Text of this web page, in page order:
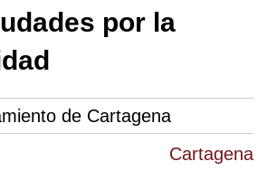
Cartagena
por la
de Cartagena